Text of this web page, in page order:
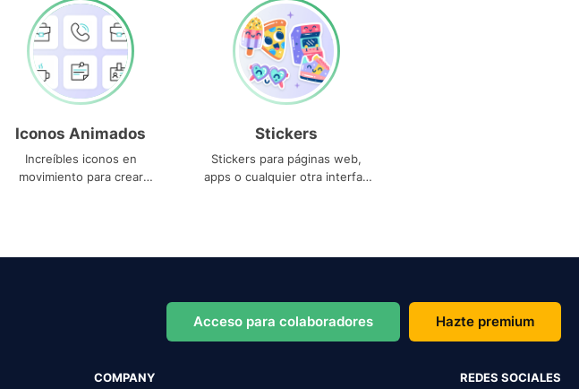
Iconos Animados
Increíbles iconos en
movimiento para crear
Stickers
Stickers para páginas web,
apps o cualquier otra interfaz
Acceso para colaboradores Hazte premium
COMPANY REDES SOCIALES